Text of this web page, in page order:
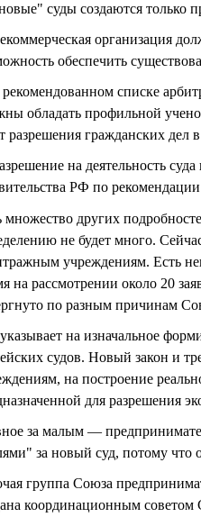
суды создаются только
организация
обеспечить
списке
обладать профильной
разрешения гражданских дел в
на деятельность
РФ по
множество других
не будет много.
учреждениям. Есть
на рассмотрении около 20
по разным причинам
на изначальное
судов. Новый закон и
на построение
для разрешения
за малым —
за новый суд, потому что
группа Союза
координационным